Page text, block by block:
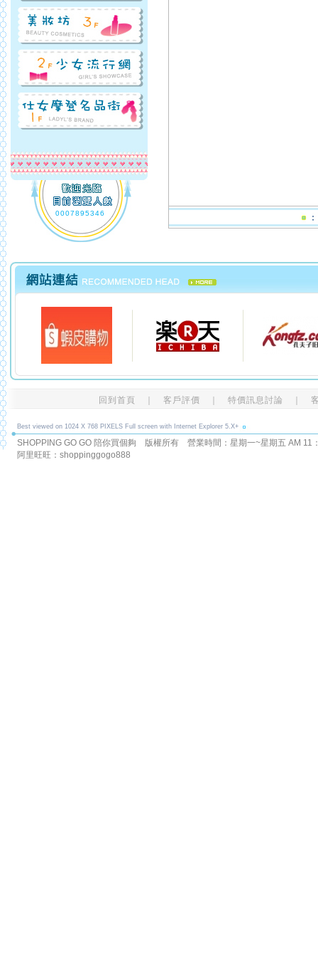
0007895346
回到首頁 客戶評價 特價訊息討論
Best viewed on 1024 X 768 PIXELS Full screen with Internet Explorer 5.X+
SHOPPING GO GO 陪你買個夠 版權所有 營業時間：星期一~星期五 AM
阿里旺旺：shoppinggogo888